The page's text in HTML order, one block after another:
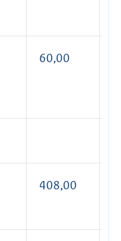
60,00
408,00